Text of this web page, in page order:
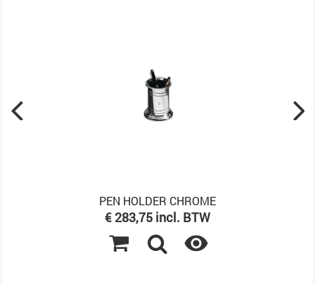
PEN HOLDER CHROME
Prijs
€ 283,75 incl. BTW
